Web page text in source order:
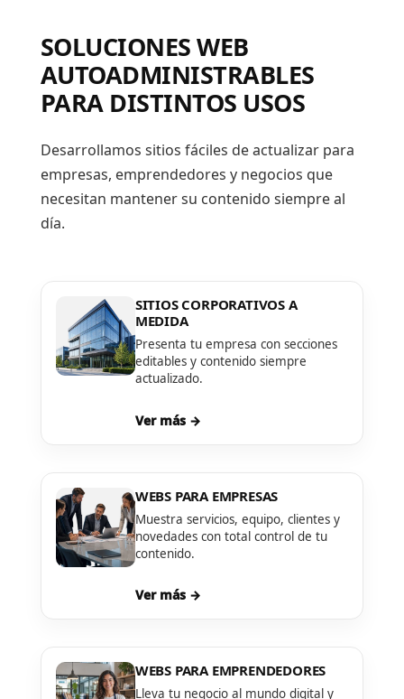
SOLUCIONES WEB
AUTOADMINISTRABLES
PARA DISTINTOS USOS
Desarrollamos sitios fáciles de actualizar para
empresas, emprendedores y negocios que
necesitan mantener su contenido siempre al
día.
SITIOS CORPORATIVOS A
MEDIDA
Presenta tu empresa con secciones
editables y contenido siempre
actualizado.
Ver más →
WEBS PARA EMPRESAS
Muestra servicios, equipo, clientes y
novedades con total control de tu
contenido.
Ver más →
WEBS PARA EMPRENDEDORES
Lleva tu negocio al mundo digital y